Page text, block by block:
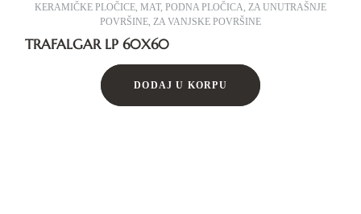
KERAMIČKE PLOČICE MAT, PODNA PLOČICA ZA UNUTRAŠNJE
POVRŠINE ZA VANJSKE POVRŠINE
TRAFALGAR LP 60X60
DODAJ U KORPU